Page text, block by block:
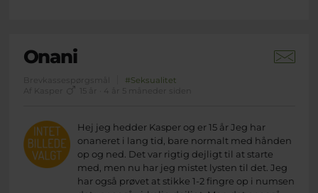
Onani
Brevkassespørgsmål
#Seksualitet
Af Kasper
15 år · 4 år 5 måneder siden
Hej jeg hedder Kasper og er 15 år Jeg har
onaneret i lang tid, bare normalt med hånden
op og ned. Det var rigtig dejligt til at starte
med, men nu har jeg mistet lysten til det. Jeg
har også prøvet at stikke 1-2 fingre op i numsen